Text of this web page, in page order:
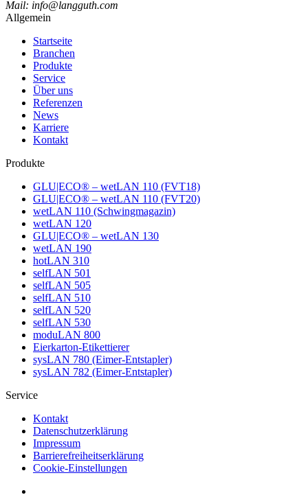
Mail: info@langguth.com
Allgemein
Startseite
Branchen
Produkte
Service
Über uns
Referenzen
News
Karriere
Kontakt
Produkte
GLU|ECO® – wetLAN 110 (FVT18)
GLU|ECO® – wetLAN 110 (FVT20)
wetLAN 110 (Schwingmagazin)
wetLAN 120
GLU|ECO® – wetLAN 130
wetLAN 190
hotLAN 310
selfLAN 501
selfLAN 505
selfLAN 510
selfLAN 520
selfLAN 530
moduLAN 800
Eierkarton-Etikettierer
sysLAN 780 (Eimer-Entstapler)
sysLAN 782 (Eimer-Entstapler)
Service
Kontakt
Datenschutzerklärung
Impressum
Barrierefreiheitserklärung
Cookie-Einstellungen